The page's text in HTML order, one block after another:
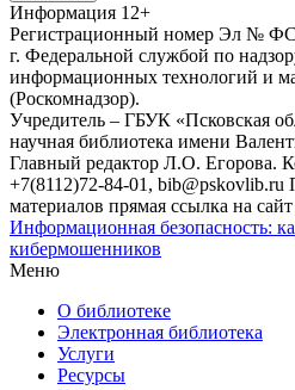
Информация 12+
Регистрационный номер Эл №
г. Федеральной службой по
информационных технологий и
(Роскомнадзор).
Учредитель – ГБУК «Псковская
научная библиотека имени
Главный редактор Л.О. Егорова.
+7(8112)72-84-01, bib@pskovlib.ru
материалов прямая ссылка на
Информационная безопасность:
кибермошенников
Меню
О библиотеке
Электронная библиотека
Услуги
Ресурсы